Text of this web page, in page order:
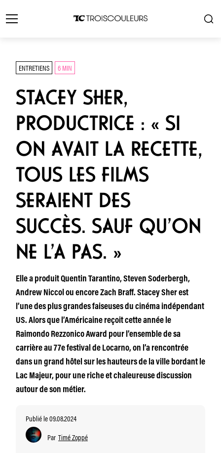
ENTRETIENS 6 MIN
STACEY SHER,
PRODUCTRICE : « SI
ON AVAIT LA RECETTE,
TOUS LES FILMS
SERAIENT DES
SUCCÈS. SAUF QU’ON
NE L’A PAS. »
Elle a produit Quentin Tarantino, Steven Soderbergh,
Andrew Niccol ou encore Zach Braff. Stacey Sher est
l’une des plus grandes faiseuses du cinéma indépendant
US. Alors que l’Américaine reçoit cette année le
Raimondo Rezzonico Award pour l’ensemble de sa
carrière au 77e festival de Locarno, on l’a rencontrée
dans un grand hôtel sur les hauteurs de la ville bordant le
Lac Majeur, pour une riche et chaleureuse discussion
autour de son métier.
Publié le 09.08.2024
Par Timé Zoppé